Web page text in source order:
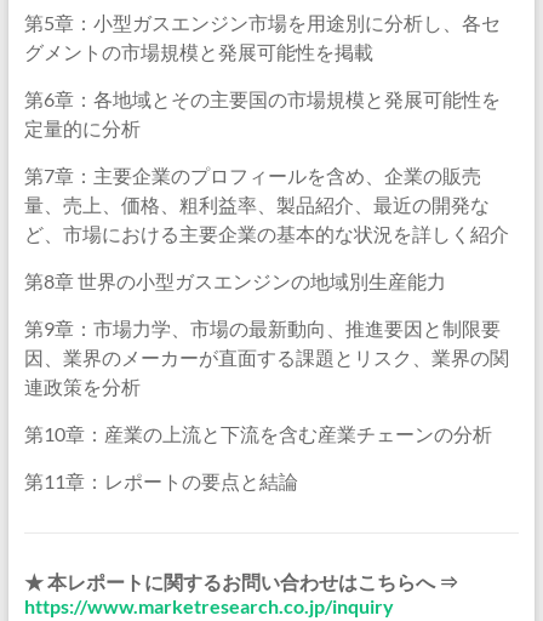
第5章：小型ガスエンジン市場を用途別に分析し、各セ
グメントの市場規模と発展可能性を掲載
第6章：各地域とその主要国の市場規模と発展可能性を
定量的に分析
第7章：主要企業のプロフィールを含め、企業の販売
量、売上、価格、粗利益率、製品紹介、最近の開発な
ど、市場における主要企業の基本的な状況を詳しく紹介
第8章 世界の小型ガスエンジンの地域別生産能力
第9章：市場力学、市場の最新動向、推進要因と制限要
因、業界のメーカーが直面する課題とリスク、業界の関
連政策を分析
第10章：産業の上流と下流を含む産業チェーンの分析
第11章：レポートの要点と結論
★ 本レポートに関するお問い合わせはこちらへ ⇒
https://www.marketresearch.co.jp/inquiry